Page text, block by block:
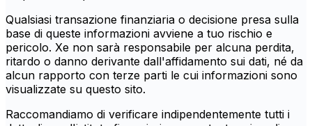
Qualsiasi transazione finanziaria o decisione presa sulla
base di queste informazioni avviene a tuo rischio e
pericolo. Xe non sarà responsabile per alcuna perdita,
ritardo o danno derivante dall'affidamento sui dati, né da
alcun rapporto con terze parti le cui informazioni sono
visualizzate su questo sito.
Raccomandiamo di verificare indipendentemente tutti i